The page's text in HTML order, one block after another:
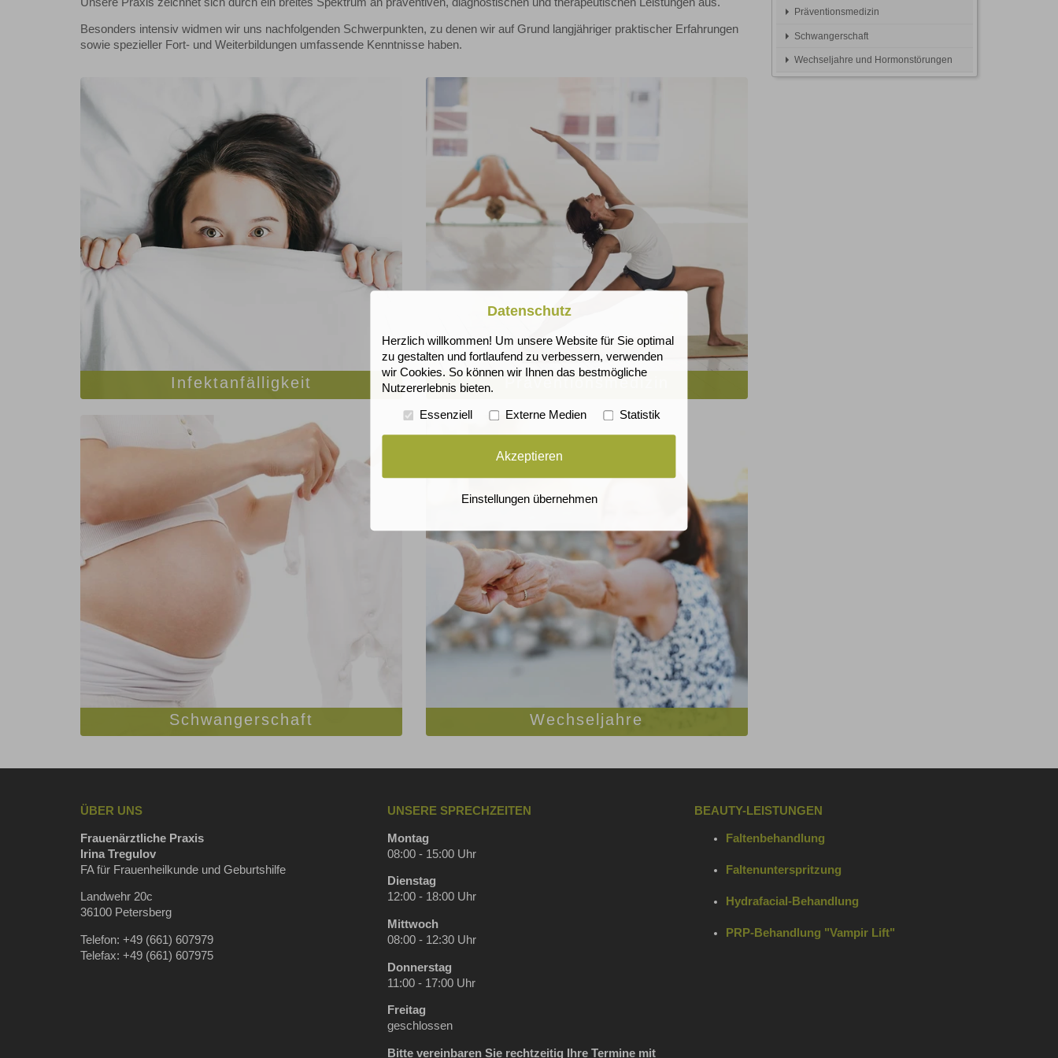
Besonders intensiv widmen wir uns nachfolgenden Schwerpunkten, zu denen wir auf Grund langjähriger praktischer Erfahrungen
sowie spezieller Fort- und Weiterbildungen umfassende Kenntnisse haben.
Infektanfälligkeit Präventionsmedizin
Schwangerschaft Wechseljahre
Mehr Erfahren
Präventionsmedizin
Schwangerschaft
Wechseljahre und Hormonstörungen
ÜBER UNS
Frauenärztliche Praxis
Irina Tregulov
FA für Frauenheilkunde und Geburtshilfe
Landwehr 20c
36100 Petersberg
Telefon: +49 (661) 607979
Telefax: +49 (661) 607975
UNSERE SPRECHZEITEN
Montag
08:00 - 15:00 Uhr
Dienstag
12:00 - 18:00 Uhr
Mittwoch
08:00 - 12:30 Uhr
Donnerstag
11:00 - 17:00 Uhr
Freitag
geschlossen
Bitte vereinbaren Sie rechtzeitig Ihre Termine mit
BEAUTY-LEISTUNGEN
Faltenbehandlung
Faltenunterspritzung
Hydrafacial-Behandlung
PRP-Behandlung "Vampir Lift"
Datenschutz
Herzlich willkommen! Um unsere Website für Sie optimal
zu gestalten und fortlaufend zu verbessern, verwenden
wir Cookies. So können wir Ihnen das bestmögliche
Nutzererlebnis bieten.
Essenziell Externe Medien Statistik
Akzeptieren
Einstellungen übernehmen